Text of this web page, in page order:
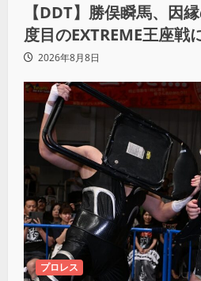
【DDT】勝俣瞬馬、因
度目のEXTREME王座戦
谷英樹を引き出して獲り
2026年8月8日
プロレス